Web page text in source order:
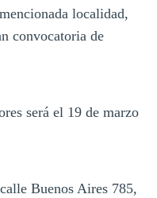
localidad,
convocatoria de
será el 19 de marzo
Buenos Aires 785,